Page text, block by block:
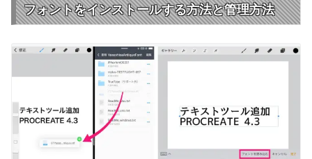
フォントをインストールする方法と管理方法